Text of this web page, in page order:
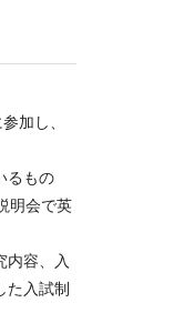
加し、
るもの
明会で英
内容、入
た入試制